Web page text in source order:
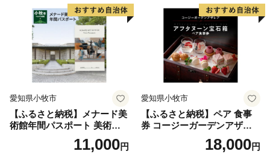
県 小牧店 小牧市 チケット 送
料無料
県 小牧店 小牧市 チケット 送
愛知県小牧市
【ふるさと納税】メナード美
術館年間パスポート 美術館
11,000円
愛知県小牧市
【ふるさと納税】ペア 食事
券 コージーガーデンアザレ
ア アフタヌーン宝石箱 ホテ
ル特製 デザート 6種類 サン
18,000円